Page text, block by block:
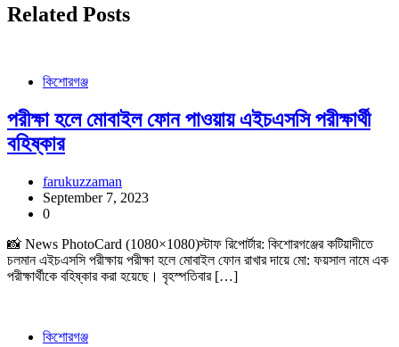
Related Posts
কিশোরগঞ্জ
পরীক্ষা হলে মোবাইল ফোন পাওয়ায় এইচএসসি পরীক্ষার্থী
বহিষ্কার
farukuzzaman
September 7, 2023
0
📸 News PhotoCard (1080×1080)স্টাফ রিপোর্টার: কিশোরগঞ্জের কটিয়াদীতে
চলমান এইচএসসি পরীক্ষায় পরীক্ষা হলে মোবাইল ফোন রাখার দায়ে মো: ফয়সাল নামে এক
পরীক্ষার্থীকে বহিষ্কার করা হয়েছে। বৃহস্পতিবার […]
কিশোরগঞ্জ